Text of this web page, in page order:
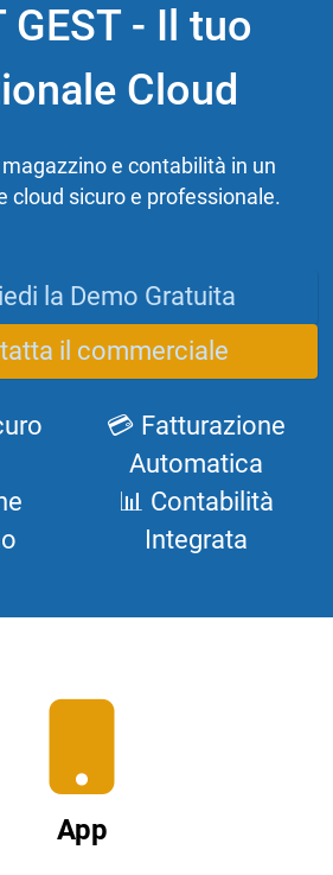
GEST - Il tuo
Cloud
e contabilità in un
cloud sicuro e professionale.
la Demo Gratuita
il commerciale
💳 Fatturazione
Automatica
📊 Contabilità
Integrata
App